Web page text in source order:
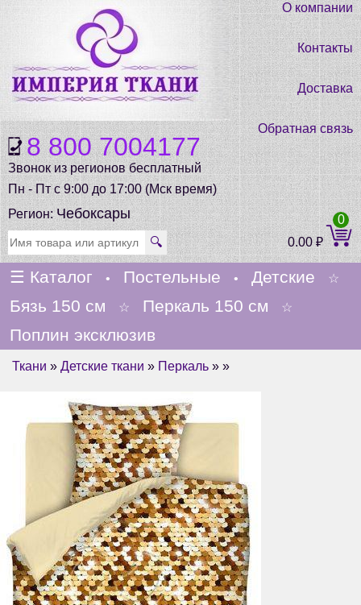
8 800 7004177
Звонок из регионов бесплатный
Пн - Пт с 9:00 до 17:00 (Мск время)
О компании
Контакты
Доставка
Обратная связь
Регион:Чебоксары
🔍 0.00₽
0
☰ Каталог • Постельные • Детские ☆
Бязь 150 см ☆ Перкаль 150 см ☆
Поплин эксклюзив
Ткани » Детские ткани » Перкаль » »